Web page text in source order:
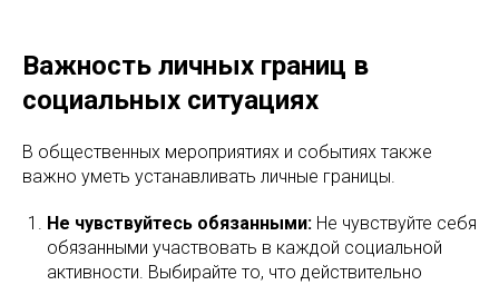
Важность личных границ в
социальных ситуациях
В общественных мероприятиях и событиях также
важно уметь устанавливать личные границы.
Не чувствуйтесь обязанными: Не чувствуйте себя
обязанными участвовать в каждой социальной
активности. Выбирайте то, что действительно